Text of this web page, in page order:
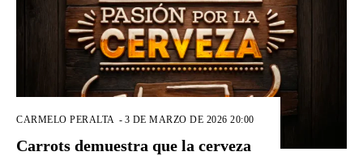
CARMELO PERALTA - 3 DE MARZO DE 2026 20:00
Carrots demuestra que la cerveza